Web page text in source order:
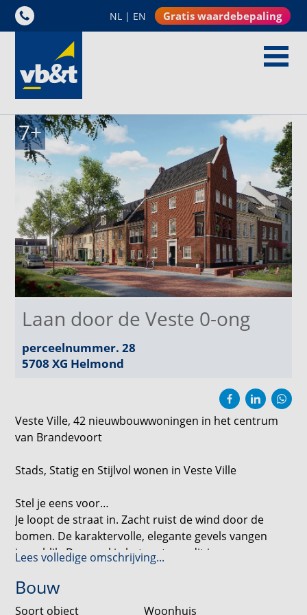
NL | EN Gratis waardebepaling
7+
Laan door de Veste 0-ong
perceelnummer. 28
5708 XG Helmond
Veste Ville, 42 nieuwbouwwoningen in het centrum
van Brandevoort
Stads, Statig en Stijlvol wonen in Veste Ville
Stel je eens voor…
Je loopt de straat in. Zacht ruist de wind door de
bomen. De karaktervolle, elegante gevels vangen
jouw blik. Dan voel je het meteen: dit is geen gewone
buurt. Dit is Veste Ville.
Lees volledige omschrijving...
Bouw
Soort object
Woonhuis